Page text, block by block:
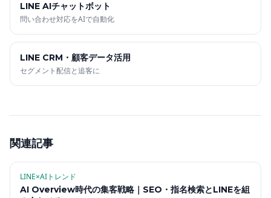
LINE AIチャットボット
問い合わせ対応をAIで自動化
LINE CRM・顧客データ活用
セグメント配信と追客に
関連記事
LINE×AIトレンド
AI Overview時代の集客戦略｜SEO・指名検索とLINEを組